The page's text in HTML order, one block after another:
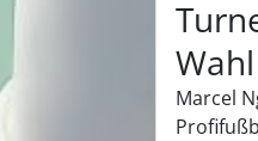
Marcel